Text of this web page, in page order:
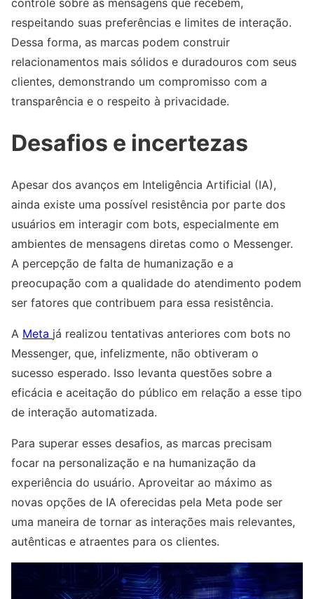
controle sobre as mensagens que recebem,
respeitando suas preferências e limites de interação.
Dessa forma, as marcas podem construir
relacionamentos mais sólidos e duradouros com seus
clientes, demonstrando um compromisso com a
transparência e o respeito à privacidade.
Desafios e incertezas
Apesar dos avanços em Inteligência Artificial (IA),
ainda existe uma possível resistência por parte dos
usuários em interagir com bots, especialmente em
ambientes de mensagens diretas como o Messenger.
A percepção de falta de humanização e a
preocupação com a qualidade do atendimento podem
ser fatores que contribuem para essa resistência.
A Meta já realizou tentativas anteriores com bots no
Messenger, que, infelizmente, não obtiveram o
sucesso esperado. Isso levanta questões sobre a
eficácia e aceitação do público em relação a esse tipo
de interação automatizada.
Para superar esses desafios, as marcas precisam
focar na personalização e na humanização da
experiência do usuário. Aproveitar ao máximo as
novas opções de IA oferecidas pela Meta pode ser
uma maneira de tornar as interações mais relevantes,
autênticas e atraentes para os clientes.